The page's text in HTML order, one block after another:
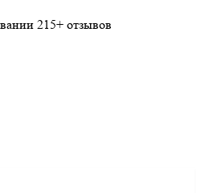
215+ отзывов